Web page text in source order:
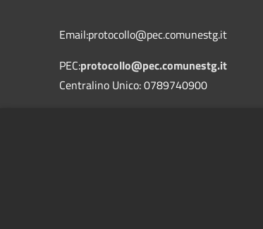
Email:protocollo@pec.comunestg.it
PEC:protocollo@pec.comunestg.it
Centralino Unico: 0789740900